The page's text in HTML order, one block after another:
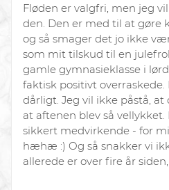
Fløden er valgfri, men jeg
den. Den er med til at gøre
og så smager det jo ikke
som mit tilskud til en
gamle gymnasieklasse i
faktisk positivt overraskede.
dårligt. Jeg vil ikke påstå, at
at aftenen blev så
sikkert medvirkende - for
hæhæ :) Og så snakker vi
allerede er over fire år